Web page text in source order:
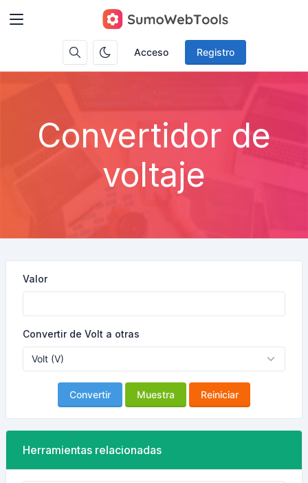
Acceso Registro
Convertidor de
voltaje
Valor
Convertir de Volt a otras
Convertir Muestra Reiniciar
Herramientas relacionadas